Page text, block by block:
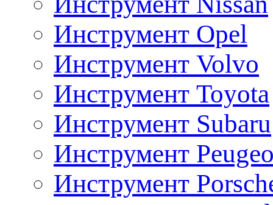
Инструмент Opel
Инструмент Volvo
Инструмент Toyota
Инструмент Subaru
Инструмент
Инструмент